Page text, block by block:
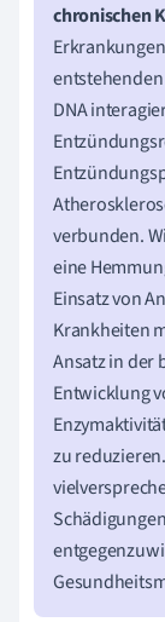
chronischen
DNA
verbunden.
eine
Einsatz von
Krankheiten
Ansatz in der
Entwicklung
zu